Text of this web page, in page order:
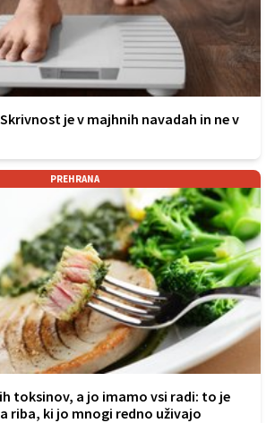
je v majhnih navadah in ne v
PREHRANA
toksinov, a jo imamo vsi radi: to je
riba, ki jo mnogi redno uživajo